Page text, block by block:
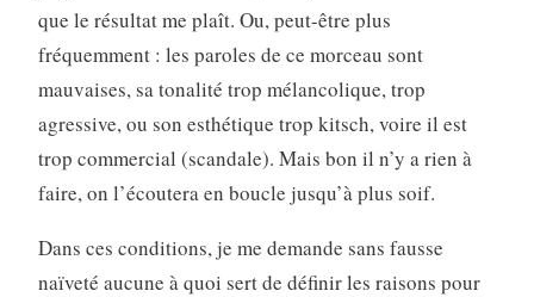
que le résultat me plaît. Ou, peut-être plus
fréquemment : les paroles de ce morceau sont
mauvaises, sa tonalité trop mélancolique, trop
agressive, ou son esthétique trop kitsch, voire il est
trop commercial (scandale). Mais bon il n’y a rien à
faire, on l’écoutera en boucle jusqu’à plus soif.
Dans ces conditions, je me demande sans fausse
naïveté aucune à quoi sert de définir les raisons pour